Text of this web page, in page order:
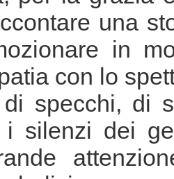
una
in
con lo
specchi, di
i silenzi dei